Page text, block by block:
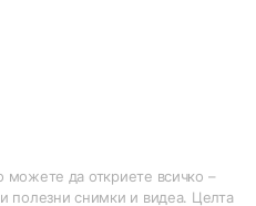
да откриете всичко –
полезни снимки и видеа. Целта